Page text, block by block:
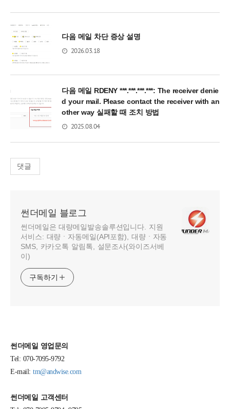
다음 메일 차단 증상 설명
2026.03.18
다음 메일 RDENY ***.***.***.***: The receiver denie
d your mail. Please contact the receiver with an
other way 실패할 때 조치 방법
2025.08.04
댓글
썬더메일 블로그
썬더메일은 대량메일발송솔루션입니다. 지원
서비스: 대량ㆍ자동메일(API포함), 대량ㆍ자동
SMS, 카카오톡 알림톡, 설문조사(와이즈서베
이)
구독하기
썬더메일 영업문의
Tel: 070-7095-9792
E-mail: tm@andwise.com
썬더메일 고객센터